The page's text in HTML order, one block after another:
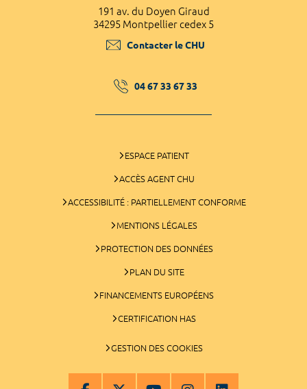
191 av. du Doyen Giraud
34295 Montpellier cedex 5
Contacter le CHU
04 67 33 67 33
ESPACE PATIENT
ACCÈS AGENT CHU
ACCESSIBILITÉ : PARTIELLEMENT CONFORME
MENTIONS LÉGALES
PROTECTION DES DONNÉES
PLAN DU SITE
FINANCEMENTS EUROPÉENS
CERTIFICATION HAS
GESTION DES COOKIES